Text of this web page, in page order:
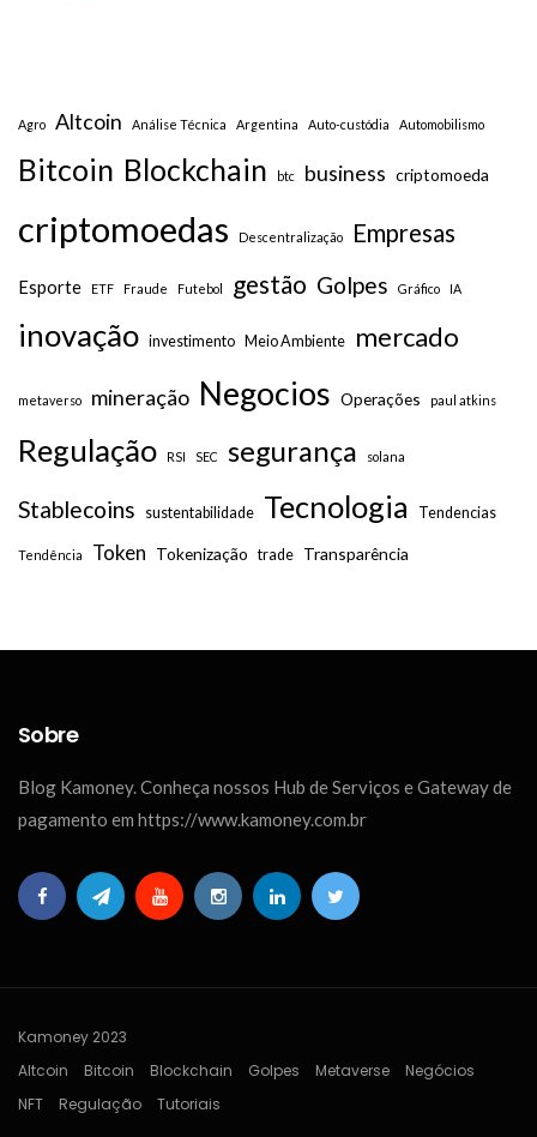
Agro Altcoin Análise Técnica Argentina Auto-custódia Automobilismo
Bitcoin Blockchain btc business criptomoeda
criptomoedas Descentralização Empresas
Esporte ETF Fraude Futebol gestão Golpes Gráfico IA
inovação investimento Meio Ambiente mercado
metaverso mineração Negocios Operações paul atkins
Regulação RSI SEC segurança solana
Stablecoins sustentabilidade Tecnologia Tendencias
Tendência Token Tokenização trade Transparência
Sobre
Blog Kamoney. Conheça nossos Hub de Serviços e Gateway de
pagamento em https://www.kamoney.com.br
Kamoney 2023
Altcoin
Bitcoin Blockchain Golpes Metaverse
Negócios
NFT
Regulação Tutoriais